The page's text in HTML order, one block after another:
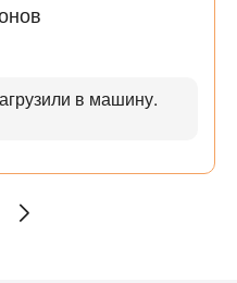
в машину.